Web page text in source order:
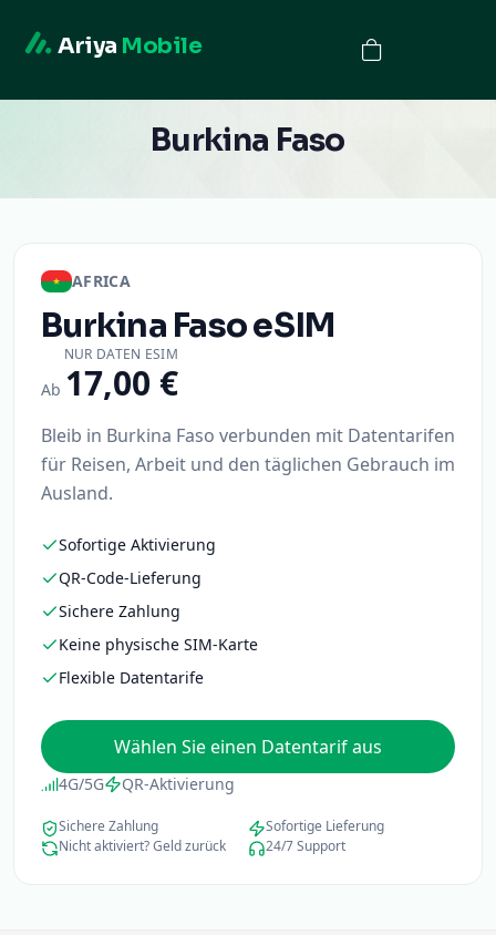
Ariya Mobile
Burkina Faso
AFRICA
Burkina FasoeSIM
NUR DATEN ESIM
Ab 17,00 €
Bleib in Burkina Faso verbunden mit Datentarifen
für Reisen, Arbeit und den täglichen Gebrauch im
Ausland.
Sofortige Aktivierung
QR-Code-Lieferung
Sichere Zahlung
Keine physische SIM-Karte
Flexible Datentarife
Wählen Sie einen Datentarif aus
4G/5G QR-Aktivierung
Sichere Zahlung
Sofortige Lieferung
Nicht aktiviert? Geld zurück
24/7 Support